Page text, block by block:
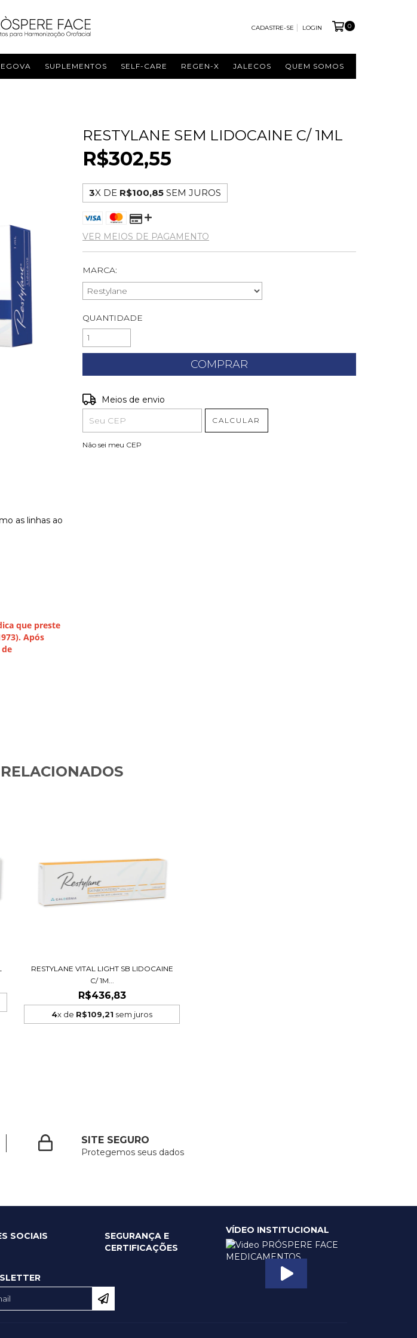
CADASTRE-SE LOGIN 0
SUPLEMENTOS SELF-CARE REGEN-X JALECOS QUEM SOMOS
as linhas ao
que preste
Após
RESTYLANE SEM LIDOCAINE C/ 1ML
R$302,55
3X DE R$100,85 SEM JUROS
VER MEIOS DE PAGAMENTO
MARCA:
QUANTIDADE
Entregas para o CEP:
Meios de envio
CALCULAR
Não sei meu CEP
RESTYLANE VITAL LIGHT SB LIDOCAINE
C/ 1M...
R$436,83
4x de R$109,21 sem juros
SITE SEGURO
Protegemos seus dados
SOCIAIS
SEGURANÇA E
CERTIFICAÇÕES
VÍDEO INSTITUCIONAL